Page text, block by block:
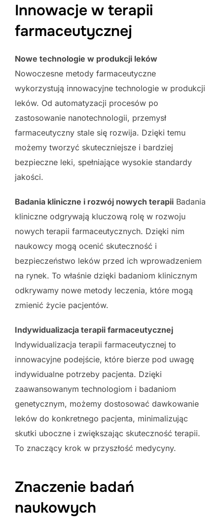
Innowacje w terapii
farmaceutycznej
Nowe technologie w produkcji leków
Nowoczesne metody farmaceutyczne
wykorzystują innowacyjne technologie w produkcji
leków. Od automatyzacji procesów po
zastosowanie nanotechnologii, przemysł
farmaceutyczny stale się rozwija. Dzięki temu
możemy tworzyć skuteczniejsze i bardziej
bezpieczne leki, spełniające wysokie standardy
jakości.
Badania kliniczne i rozwój nowych terapii Badania
kliniczne odgrywają kluczową rolę w rozwoju
nowych terapii farmaceutycznych. Dzięki nim
naukowcy mogą ocenić skuteczność i
bezpieczeństwo leków przed ich wprowadzeniem
na rynek. To właśnie dzięki badaniom klinicznym
odkrywamy nowe metody leczenia, które mogą
zmienić życie pacjentów.
Indywidualizacja terapii farmaceutycznej
Indywidualizacja terapii farmaceutycznej to
innowacyjne podejście, które bierze pod uwagę
indywidualne potrzeby pacjenta. Dzięki
zaawansowanym technologiom i badaniom
genetycznym, możemy dostosować dawkowanie
leków do konkretnego pacjenta, minimalizując
skutki uboczne i zwiększając skuteczność terapii.
To znaczący krok w przyszłość medycyny.
Znaczenie badań
naukowych